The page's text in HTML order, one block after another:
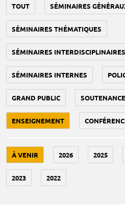
TOUT SÉMINAIRES
SÉMINAIRES THÉMATIQUES
SÉMINAIRES INTERDISCIPLINAIRES
SÉMINAIRES INTERNES
GRAND PUBLIC
ENSEIGNEMENT
À VENIR 2026 2025
2023 2022